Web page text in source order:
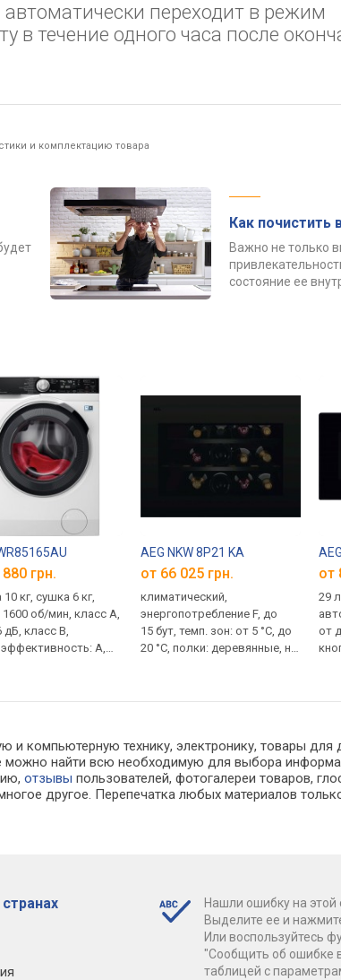
переходит в режим
течение одного часа после
и комплектацию товара
Как почистить
Важно не только
состояние ее
грн.
кг, сушка 6 кг,
об/мин, класс A,
класс B,
A,
AEG NKW 8P21 KA
от 66 025 грн.
климатический,
энергопотребление F, до
15 бут, темп. зон: от 5 °С, до
20 °С, полки: деревянные, на
от
29
от
и компьютерную технику, электронику, товары
можно найти всю необходимую для выбора
отзывы пользователей, фотогалереи товаров,
другое. Перепечатка любых материалов
Нашли ошибку на этой
Выделите ее и
Или воспользуйтесь
"Сообщить об ошибке
таблицей с